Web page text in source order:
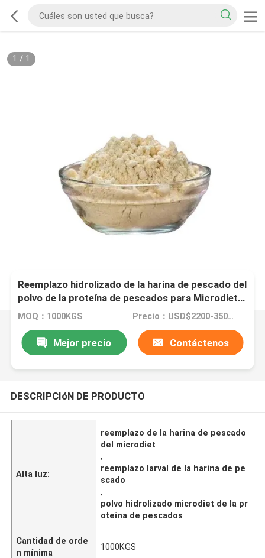
1 / 1
Reemplazo hidrolizado de la harina de pescado del
polvo de la proteína de pescados para Microdiet
de larval
MOQ：1000KGS Precio：USD$2200-3500 per ton
Mejor precio Contáctenos
DESCRIPCIóN DE PRODUCTO
Alta luz:
reemplazo de la harina de pescado
del microdiet
,
reemplazo larval de la harina de pe
scado
,
polvo hidrolizado microdiet de la pr
oteína de pescados
Cantidad de orde
n mínima
1000KGS